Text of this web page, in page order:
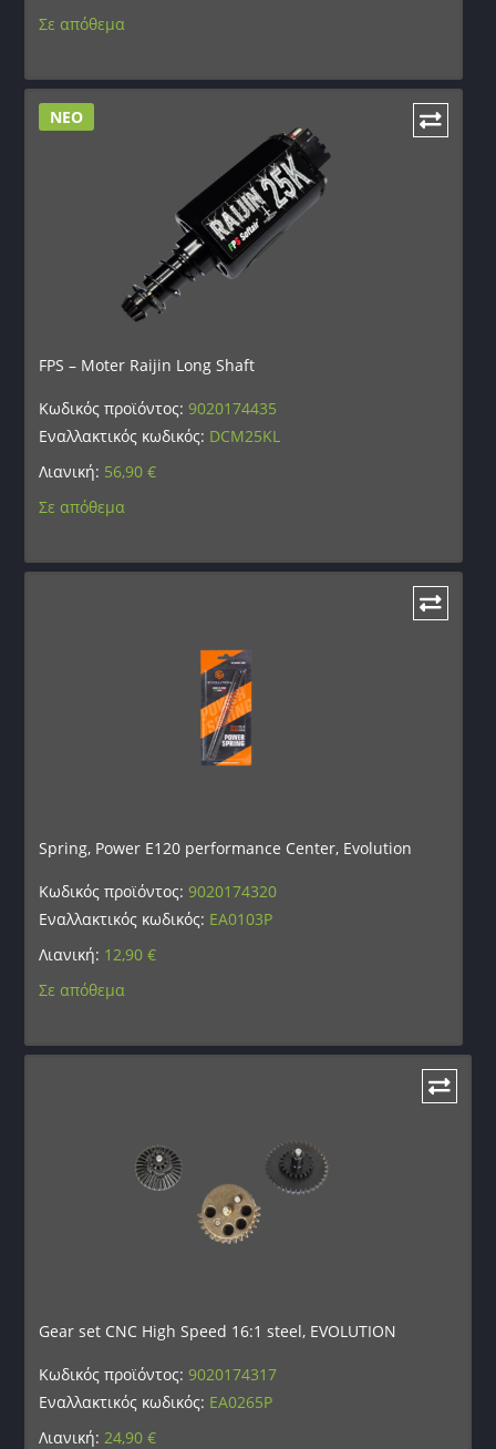
Σε απόθεμα
ΝΕΟ
FPS – Moter Raijin Long Shaft
Κωδικός προϊόντος:9020174435
Εναλλακτικός κωδικός: DCM25KL
Λιανική: 56,90€
Σε απόθεμα
Spring, Power E120 performance Center, Evolution
Κωδικός προϊόντος:9020174320
Εναλλακτικός κωδικός: EA0103P
Λιανική: 12,90€
Σε απόθεμα
Gear set CNC High Speed 16:1 steel, EVOLUTION
Κωδικός προϊόντος:9020174317
Εναλλακτικός κωδικός: EA0265P
Λιανική:24,90€